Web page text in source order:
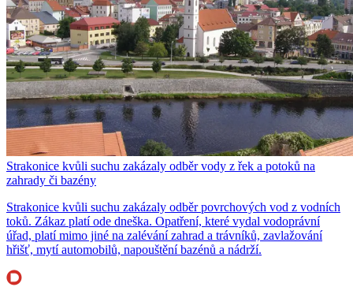
Strakonice kvůli suchu zakázaly odběr vody z řek a potoků na
zahrady či bazény
Strakonice kvůli suchu zakázaly odběr povrchových vod z vodních
toků. Zákaz platí ode dneška. Opatření, které vydal vodoprávní
úřad, platí mimo jiné na zalévání zahrad a trávníků, zavlažování
hřišť, mytí automobilů, napouštění bazénů a nádrží.